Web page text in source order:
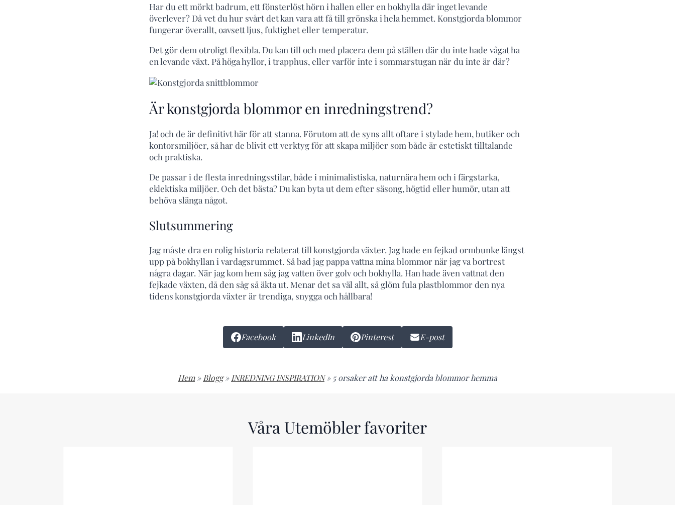
Har du ett mörkt badrum, ett fönsterlöst hörn i hallen eller en bokhylla där inget levande
överlever? Då vet du hur svårt det kan vara att få till grönska i hela hemmet. Konstgjorda blommor
fungerar överallt, oavsett ljus, fuktighet eller temperatur.
Det gör dem otroligt flexibla. Du kan till och med placera dem på ställen där du inte hade vågat ha
en levande växt. På höga hyllor, i trapphus, eller varför inte i sommarstugan när du inte är där?
Är konstgjorda blommor en inredningstrend?
Ja! och de är definitivt här för att stanna. Förutom att de syns allt oftare i stylade hem, butiker och
kontorsmiljöer, så har de blivit ett verktyg för att skapa miljöer som både är estetiskt tilltalande
och praktiska.
De passar i de flesta inredningsstilar, både i minimalistiska, naturnära hem och i färgstarka,
eklektiska miljöer. Och det bästa? Du kan byta ut dem efter säsong, högtid eller humör, utan att
behöva slänga något.
Slutsummering
Jag måste dra en rolig historia relaterat till konstgjorda växter. Jag hade en fejkad ormbunke längst
upp på bokhyllan i vardagsrummet. Så bad jag pappa vattna mina blommor när jag va bortrest
några dagar. När jag kom hem såg jag vatten över golv och bokhylla. Han hade även vattnat den
fejkade växten, då den såg så äkta ut. Menar det sa väl allt, så glöm fula plastblommor den nya
tidens konstgjorda växter är trendiga, snygga och hållbara!
Facebook LinkedIn Pinterest E-post
Hem » Blogg » INREDNING INSPIRATION » 5 orsaker att ha konstgjorda blommor hemma
Våra Utemöbler favoriter